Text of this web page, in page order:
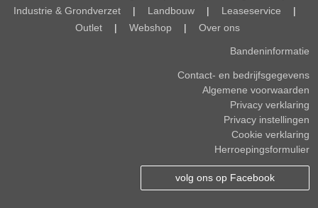
Industrie & Grondverzet
| Landbouw | Leaseservice
|
Outlet
| Webshop | Over ons
Bandeninformatie
Contact- en bedrijfsgegevens
Algemene voorwaarden
Privacy verklaring
Privacy instellingen
Cookie verklaring
Herroepingsformulier
volg ons op Facebook